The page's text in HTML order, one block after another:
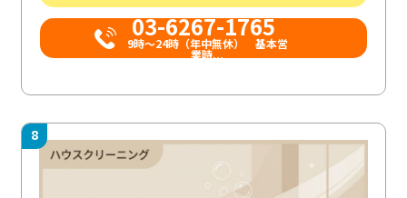
03-6267-1765
9時〜24時（年中無休） 基本営
業時...
8